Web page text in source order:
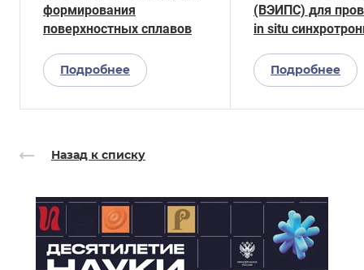
формирования
поверхностных сплавов
Подробнее
(ВЭИПС) для
in situ
при синтезе
функциональных
Подробнее
Назад к списку